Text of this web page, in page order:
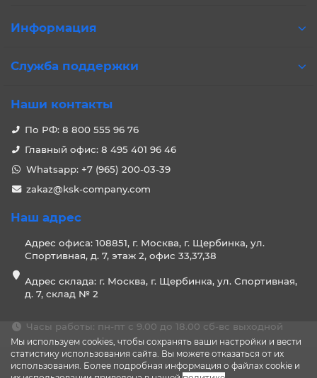
Мы используем cookies, чтобы сохранять ваши настройки и вести
статистику использования сайта. Вы можете отказаться от их
использования. Более подробная информация о файлах cookie и
Информация
Служба поддержки
Наши контакты
По РФ: 8 800 555 96 76
Главный офис: 8 495 401 96 46
Whatsapp: +7 (965) 200-03-39
zakaz@ksk-company.com
Наш адрес
Адрес офиса: 108851, г. Москва, г. Щербинка, ул.
Спортивная, д. 7, этаж 2, офис 33,37,38
Адрес склада: г. Москва, г. Щербинка, ул. Спортивная,
д. 7, склад № 2
Часы работы: пн-пт с 9.00 до 18.00 сб-вс выходной